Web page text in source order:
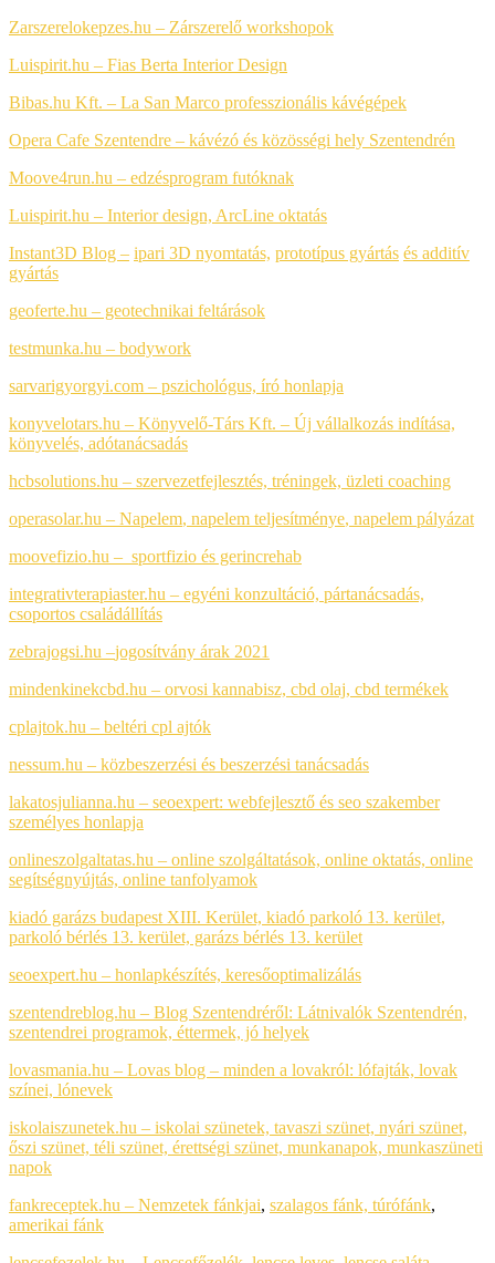
Zarszerelokepzes.hu – Zárszerelő workshopok
Luispirit.hu – Fias Berta Interior Design
Bibas.hu Kft. – La San Marco professzionális kávégépek
Opera Cafe Szentendre – kávézó és közösségi hely Szentendrén
Moove4run.hu – edzésprogram futóknak
Luispirit.hu – Interior design, ArcLine oktatás
Instant3D Blog – ipari 3D nyomtatás, prototípus gyártás és additív
gyártás
geoferte.hu – geotechnikai feltárások
testmunka.hu – bodywork
sarvarigyorgyi.com – pszichológus, író honlapja
konyvelotars.hu – Könyvelő-Társ Kft. – Új vállalkozás indítása,
könyvelés, adótanácsadás
hcbsolutions.hu – szervezetfejlesztés, tréningek, üzleti coaching
operasolar.hu – Napelem, napelem teljesítménye, napelem pályázat
moovefizio.hu – sportfizio és gerincrehab
integrativterapiaster.hu – egyéni konzultáció, pártanácsadás,
csoportos családállítás
zebrajogsi.hu –jogosítvány árak 2021
mindenkinekcbd.hu – orvosi kannabisz, cbd olaj, cbd termékek
cplajtok.hu – beltéri cpl ajtók
nessum.hu – közbeszerzési és beszerzési tanácsadás
lakatosjulianna.hu – seoexpert: webfejlesztő és seo szakember
személyes honlapja
onlineszolgaltatas.hu – online szolgáltatások, online oktatás, online
segítségnyújtás, online tanfolyamok
kiadó garázs budapest XIII. Kerület, kiadó parkoló 13. kerület,
parkoló bérlés 13. kerület, garázs bérlés 13. kerület
seoexpert.hu – honlapkészítés, keresőoptimalizálás
szentendreblog.hu – Blog Szentendréről: Látnivalók Szentendrén,
szentendrei programok, éttermek, jó helyek
lovasmania.hu – Lovas blog – minden a lovakról: lófajták, lovak
színei, lónevek
iskolaiszunetek.hu – iskolai szünetek, tavaszi szünet, nyári szünet,
őszi szünet, téli szünet, érettségi szünet, munkanapok, munkaszüneti
napok
fankreceptek.hu – Nemzetek fánkjai, szalagos fánk, túrófánk,
amerikai fánk